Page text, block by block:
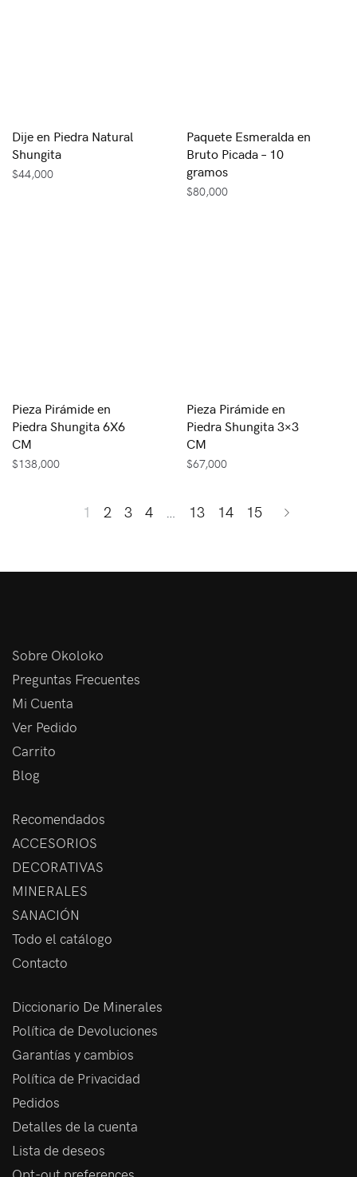
Dije en Piedra Natural
Shungita
$44,000
Paquete Esmeralda en
Bruto Picada – 10
gramos
$80,000
Pieza Pirámide en
Piedra Shungita 6X6
CM
$138,000
Pieza Pirámide en
Piedra Shungita 3×3
CM
$67,000
1 2 3 4 13 14 15
Sobre Okoloko
Preguntas Frecuentes
Mi Cuenta
Ver Pedido
Carrito
Blog
Recomendados
ACCESORIOS
DECORATIVAS
MINERALES
SANACIÓN
Todo el catálogo
Contacto
Diccionario De Minerales
Política de Devoluciones
Garantías y cambios
Política de Privacidad
Pedidos
Detalles de la cuenta
Lista de deseos